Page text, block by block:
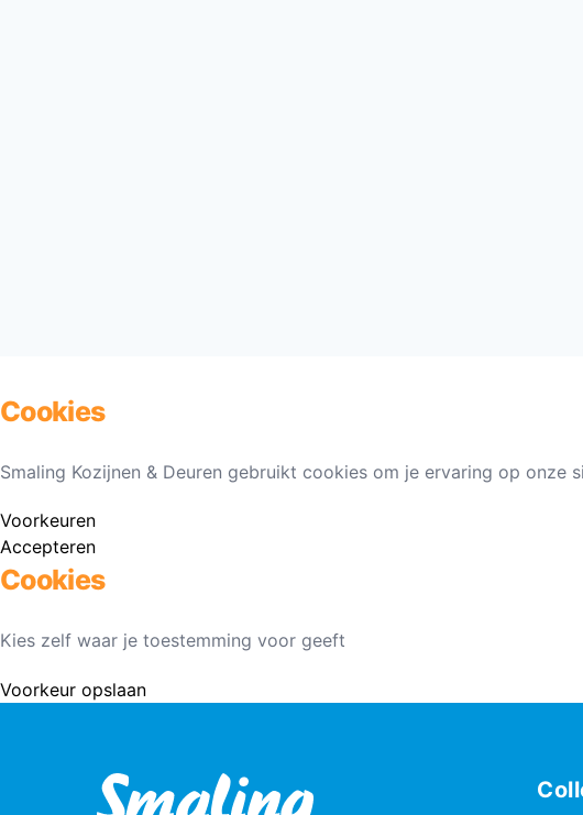
Cookies
Smaling Kozijnen & Deuren gebruikt cookies om je ervaring op onze
Voorkeuren
Accepteren
Cookies
Kies zelf waar je toestemming voor geeft
Voorkeur opslaan